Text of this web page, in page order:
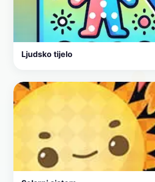
Ljudsko tijelo